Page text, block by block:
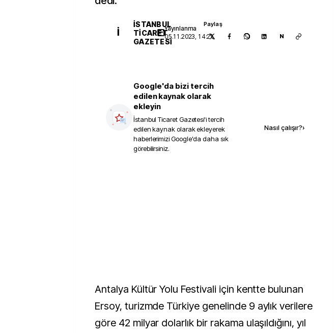
İ
İSTANBUL
TICARET
GAZETESI
Yayınlanma
05.11.2023, 14:21
Paylaş
N
Google'da bizi tercih
edilen kaynak olarak
ekleyin
İstanbul Ticaret Gazetesi'i tercih
edilen kaynak olarak ekleyerek
haberlerimizi Google'da daha sık
görebilirsiniz.
Nasıl çalışır?›
Antalya Kültür Yolu Festivali için kentte bulunan
Ersoy, turizmde Türkiye genelinde 9 aylık verilere
göre 42 milyar dolarlık bir rakama ulaşıldığını, yıl